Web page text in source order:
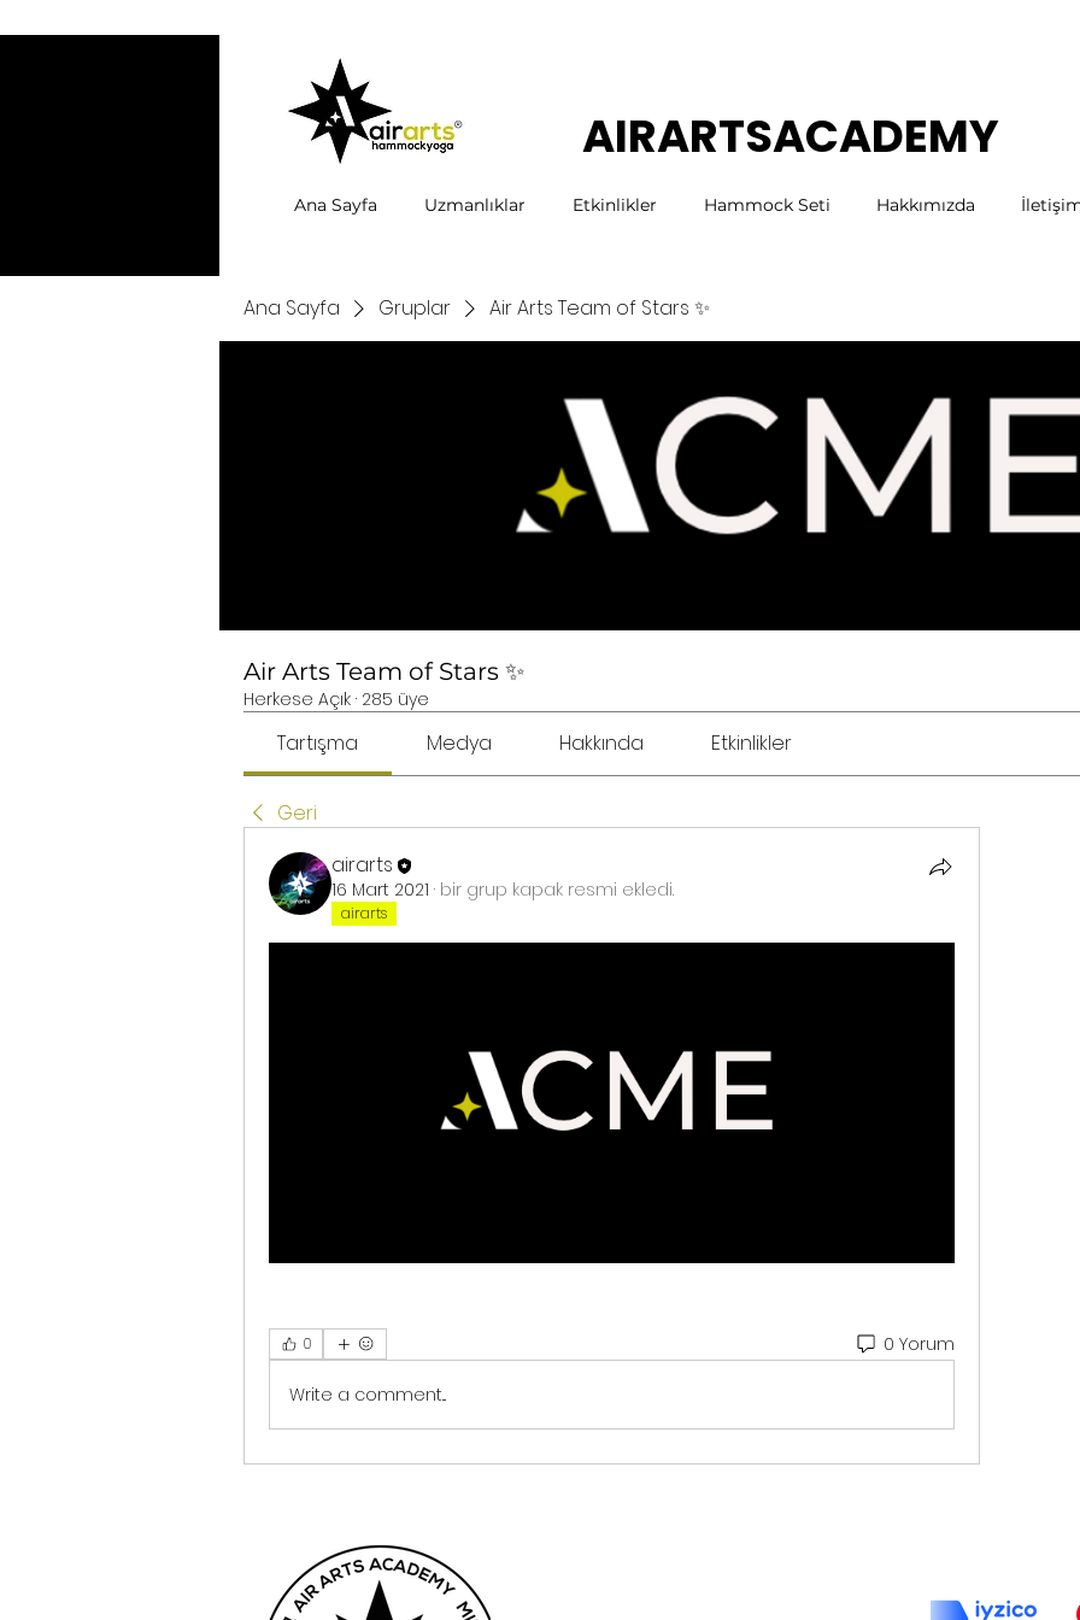
AIRARTSACADEMY
Ana Sayfa Uzmanlıklar Etkinlikler Hammock Seti Hakkımızda
Ana Sayfa Gruplar Air Arts Team of Stars ✨
Air Arts Team of Stars ✨
Herkese Açık · 285 üye
Tartışma Medya Hakkında Etkinlikler
Geri
airarts
16 Mart 2021 · bir grup kapak resmi ekledi.
airarts
0 0 Yorum
Write a comment...